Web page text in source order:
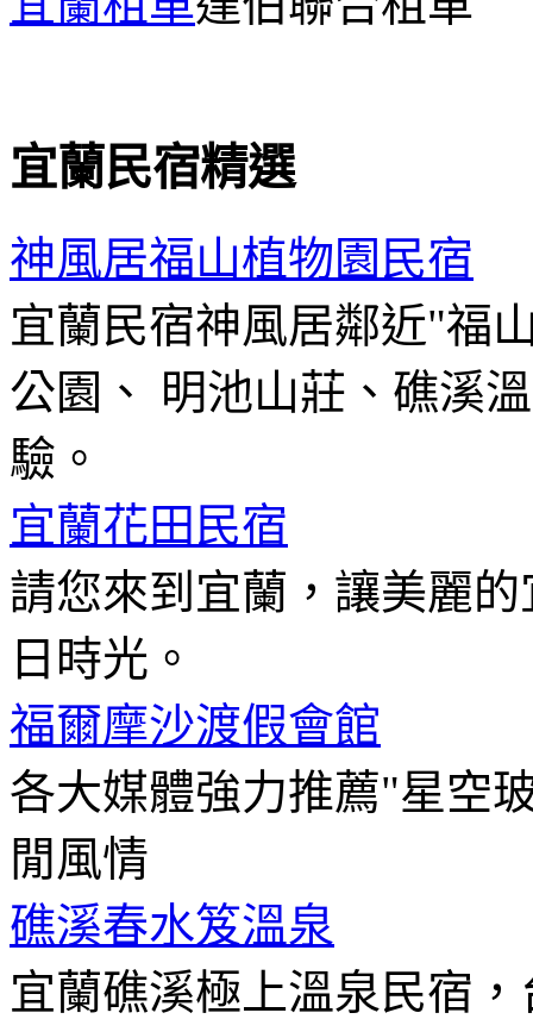
宜蘭民宿精選
神風居福山植物園民宿
宜蘭民宿神風居鄰近"福
公園、 明池山莊、礁溪
驗。
宜蘭花田民宿
請您來到宜蘭，讓美麗
日時光。
福爾摩沙渡假會館
各大媒體強力推薦"星空
閒風情
礁溪春水笈溫泉
宜蘭礁溪極上溫泉民宿